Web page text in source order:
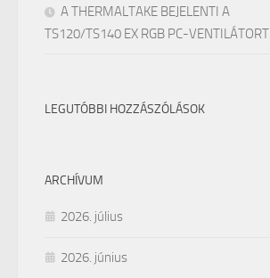
A THERMALTAKE BEJELENTI A
TS120/TS140 EX RGB PC-VENTILÁTORT
LEGUTÓBBI HOZZÁSZÓLÁSOK
ARCHÍVUM
2026. július
2026. június